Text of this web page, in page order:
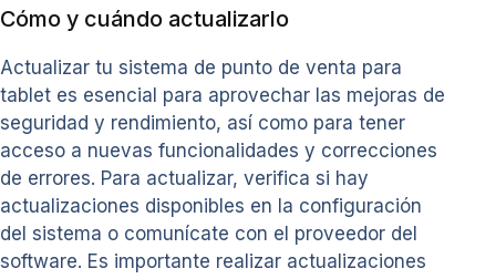
Cómo y cuándo actualizarlo
Actualizar tu sistema de punto de venta para
tablet es esencial para aprovechar las mejoras de
seguridad y rendimiento, así como para tener
acceso a nuevas funcionalidades y correcciones
de errores. Para actualizar, verifica si hay
actualizaciones disponibles en la configuración
del sistema o comunícate con el proveedor del
software. Es importante realizar actualizaciones